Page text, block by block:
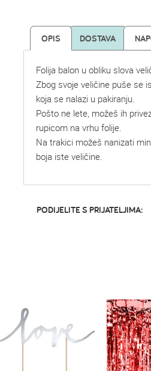
OPIS DOSTAVA
Folija balon u obliku slova
Zbog svoje veličine puše se
koja se nalazi u pakiranju.
Pošto ne lete, možeš ih
rupicom na vrhu folije.
Na trakici možeš nanizati
boja iste veličine.
PODIJELITE S PRIJATELJIMA: